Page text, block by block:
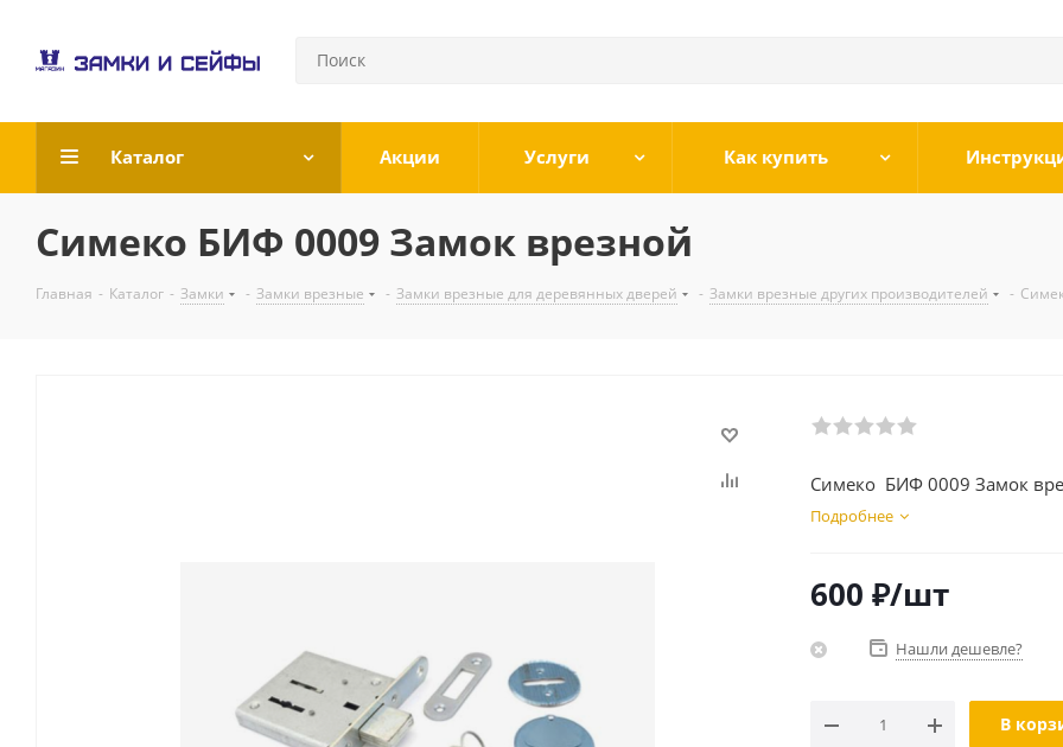
Каталог Акции Услуги Как купить
Симеко БИФ 0009 Замок врезной
Главная - Каталог - Замки - Замки врезные - Замки врезные для деревянных дверей - Замки врезные других производителей -
Симеко БИФ 0009 Замок
Подробнее
600 ₽/шт
Нашли дешевле?
В